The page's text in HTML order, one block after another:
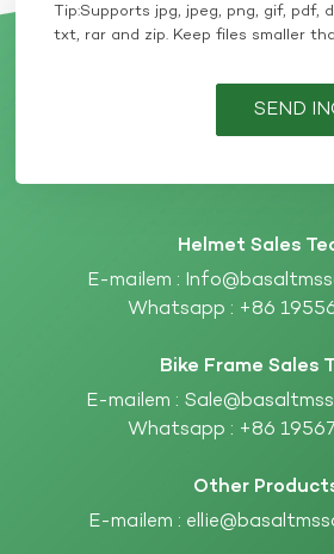
Tip:Supports jpg, jpeg, png, gif, pdf,
txt, rar and zip. Keep files smaller
SEND
Helmet Sales
E-mailem :
Whatsapp : +86
Bike Frame Sales
E-mailem :
Whatsapp : +86
Other
E-mailem :